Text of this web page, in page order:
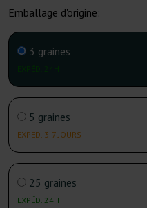
Emballage d'origine:
3 graines
5 graines
EXPÉD. 3-7 JOURS
25 graines
EXPÉD. 24H